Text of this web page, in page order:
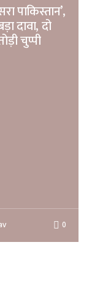
पाकिस्तान’,
दावा, दो
चुप्पी
0